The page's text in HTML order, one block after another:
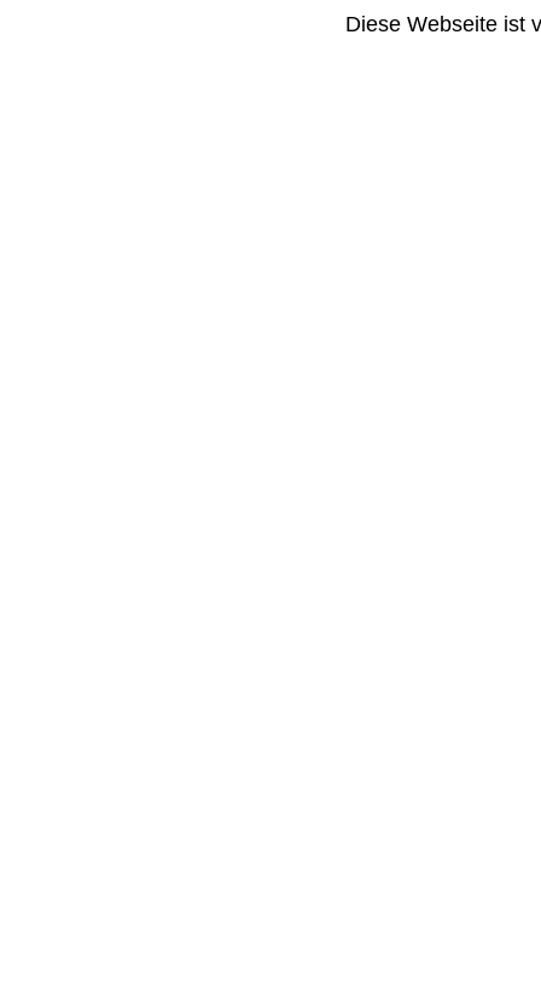
Diese Webseite ist